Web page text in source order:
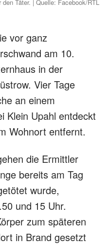
Täter. | Quelle: Facebook/RTL
vor ganz
am 10.
in der
Vier Tage
an einem
Klein Upahl entdeckt
Wohnort entfernt.
die Ermittler
bereits am Tag
wurde,
und 15 Uhr.
zum späteren
in Brand gesetzt